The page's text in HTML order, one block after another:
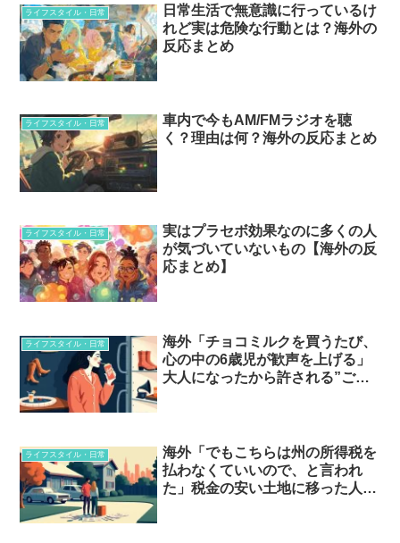
ライフスタイル・日常
日常生活で無意識に行っているけ
れど実は危険な行動とは？海外の
反応まとめ
ライフスタイル・日常
車内で今もAM/FMラジオを聴
く？理由は何？海外の反応まとめ
ライフスタイル・日常
実はプラセボ効果なのに多くの人
が気づいていないもの【海外の反
応まとめ】
ライフスタイル・日常
海外「チョコミルクを買うたび、
心の中の6歳児が歓声を上げる」
大人になったから許される”ご褒
ライフスタイル・日常
海外「でもこちらは州の所得税を
払わなくていいので、と言われ
た」税金の安い土地に移った人た